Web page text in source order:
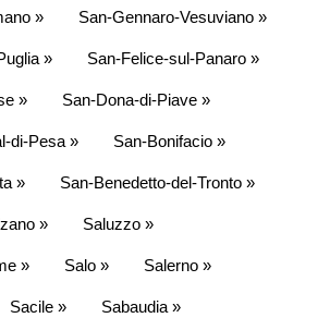
» San-Gennaro-Vesuviano »
» San-Felice-sul-Panaro »
» San-Dona-di-Piave »
di-Pesa » San-Bonifacio »
» San-Benedetto-del-Tronto »
» Saluzzo »
» Salo » Salerno »
Sacile » Sabaudia »